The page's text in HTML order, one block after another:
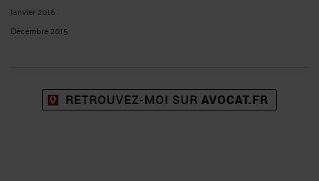
Janvier 2016
Décembre 2015